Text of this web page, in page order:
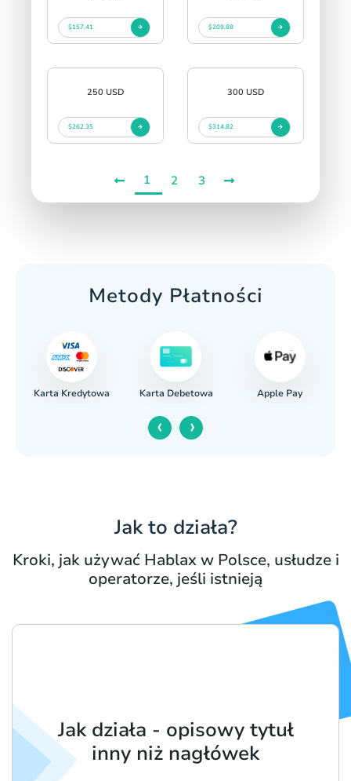
$157.41 $209.88
250 USD
$262.35
300 USD
$314.82
1 2 3
Metody Płatności
Karta Kredytowa Karta Debetowa Apple Pay
‹ ›
Jak to działa?
Kroki, jak używać Hablax w Polsce, usłudze i
operatorze, jeśli istnieją
Jak działa - opisowy tytuł
inny niż nagłówek